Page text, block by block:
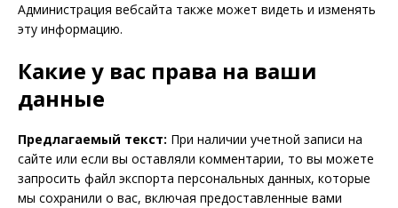
Администрация вебсайта также может видеть и изменять
эту информацию.
Какие у вас права на ваши
данные
Предлагаемый текст: При наличии учетной записи на
сайте или если вы оставляли комментарии, то вы можете
запросить файл экспорта персональных данных, которые
мы сохранили о вас, включая предоставленные вами